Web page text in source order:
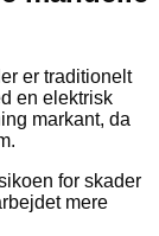
er traditionelt
en elektrisk
markant, da
for skader
mere